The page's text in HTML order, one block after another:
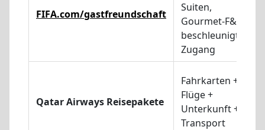
FIFA.com/gastfreundschaft
Suiten,
Gourmet-F&B,
beschleunigter
Zugang
Qatar Airways Reisepakete
Fahrkarten +
Flüge +
Unterkunft +
Transport